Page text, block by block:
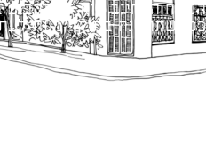
הנוסח המחייב הוא זה הקבוע
כפי שתהיינה בתוקף מעת